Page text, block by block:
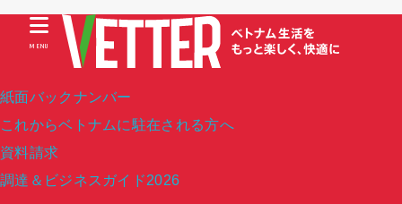
紙面バックナンバー
これからベトナムに駐在される方へ
資料請求
調達＆ビジネスガイド2026
MENU